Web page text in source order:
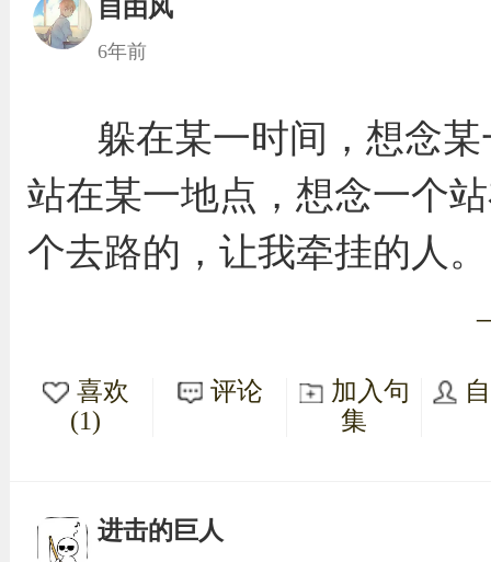
自由风
6年前
躲在某一时间，想念
站在某一地点，想念一个
个去路的，让我牵挂的人。
喜欢
(1)
评论
加入句
集
进击的巨人